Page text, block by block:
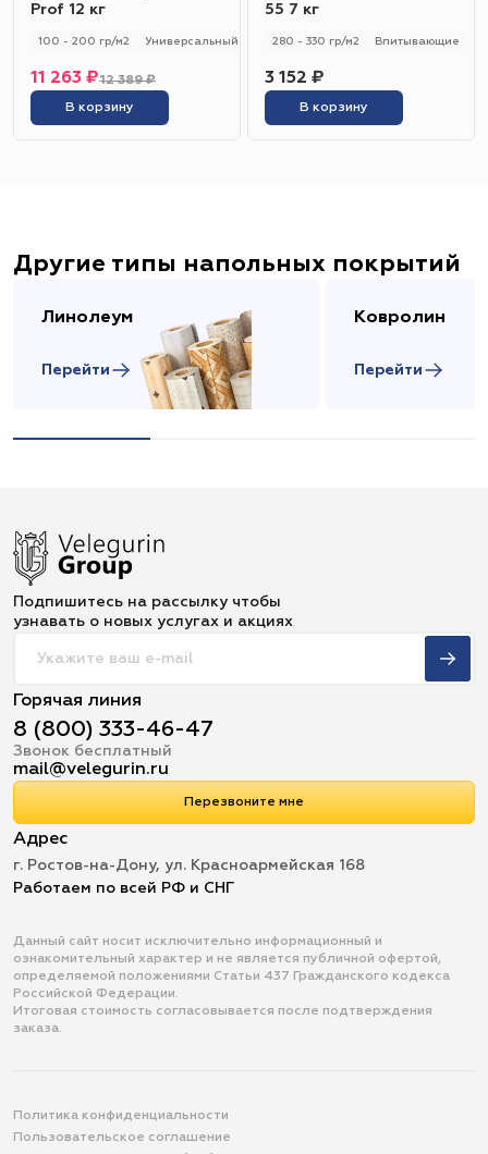
Prof 12 кг
100 - 200 гр/м2 Универсальный
12 389 ₽
11 263 ₽
В корзину
55 7 кг
280 - 330 гр/м2 Впитывающие
3 152 ₽
В корзину
Другие типы напольных покрытий
Линолеум
Перейти
Ковролин
Перейти
Подпишитесь на рассылку чтобы
узнавать о новых услугах и акциях
Горячая линия
8 (800) 333-46-47
Звонок бесплатный
mail@velegurin.ru
Перезвоните мне
Адрес
г. Ростов-на-Дону, ул. Красноармейская 168
Работаем по всей РФ и СНГ
Данный сайт носит исключительно информационный и
ознакомительный характер и не является публичной офертой,
определяемой положениями Статьи 437 Гражданского кодекса
Российской Федерации.
Итоговая стоимость согласовывается после подтверждения
заказа.
Политика конфиденциальности
Пользовательское соглашение